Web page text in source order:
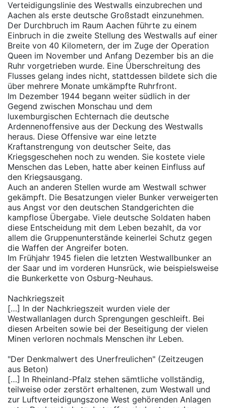
Verteidigungslinie des Westwalls einzubrechen und
Aachen als erste deutsche Großstadt einzunehmen.
Der Durchbruch im Raum Aachen führte zu einem
Einbruch in die zweite Stellung des Westwalls auf einer
Breite von 40 Kilometern, der im Zuge der Operation
Queen im November und Anfang Dezember bis an die
Ruhr vorgetrieben wurde. Eine Überschreitung des
Flusses gelang indes nicht, stattdessen bildete sich die
über mehrere Monate umkämpfte Ruhrfront.
Im Dezember 1944 begann weiter südlich in der
Gegend zwischen Monschau und dem
luxemburgischen Echternach die deutsche
Ardennenoffensive aus der Deckung des Westwalls
heraus. Diese Offensive war eine letzte
Kraftanstrengung von deutscher Seite, das
Kriegsgeschehen noch zu wenden. Sie kostete viele
Menschen das Leben, hatte aber keinen Einfluss auf
den Kriegsausgang.
Auch an anderen Stellen wurde am Westwall schwer
gekämpft. Die Besatzungen vieler Bunker verweigerten
aus Angst vor den deutschen Standgerichten die
kampflose Übergabe. Viele deutsche Soldaten haben
diese Entscheidung mit dem Leben bezahlt, da vor
allem die Gruppenunterstände keinerlei Schutz gegen
die Waffen der Angreifer boten.
Im Frühjahr 1945 fielen die letzten Westwallbunker an
der Saar und im vorderen Hunsrück, wie beispielsweise
die Bunkerkette von Osburg-Neuhaus.
Nachkriegszeit
[…] In der Nachkriegszeit wurden viele der
Westwallanlagen durch Sprengungen geschleift. Bei
diesen Arbeiten sowie bei der Beseitigung der vielen
Minen verloren nochmals Menschen ihr Leben.
"Der Denkmalwert des Unerfreulichen" (Zeitzeugen
aus Beton)
[…] In Rheinland-Pfalz stehen sämtliche vollständig,
teilweise oder zerstört erhaltenen, zum Westwall und
zur Luftverteidigungszone West gehörenden Anlagen